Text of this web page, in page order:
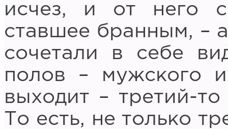
исчез, и от него
ставшее бранным, –
сочетали в себе
полов – мужского
выходит – третий-
То есть, не только